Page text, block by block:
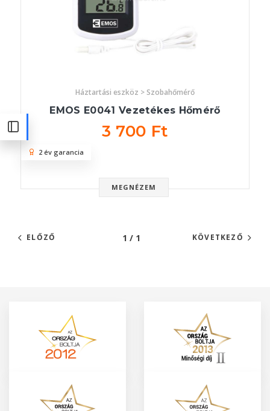
Háztartási eszköz > Szobahőmérő
EMOS E0041 Vezetékes Hőmérő
3 700 Ft
MEGNÉZEM
2 év garancia
ELŐZŐ 1 / 1 KÖVETKEZŐ